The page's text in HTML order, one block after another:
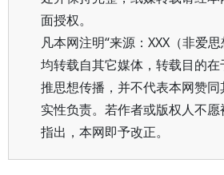
面授权。
凡本网注明“来源：XXX（非爱思
均转载自其它媒体，转载目的
推思想传播，并不代表本网赞
实性负责。若作者或版权人不
指出，本网即予改正。